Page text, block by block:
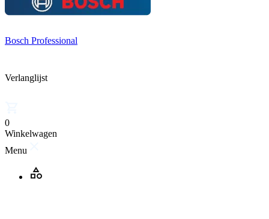
Bosch Professional
Verlanglijst
0
Winkelwagen
Menu